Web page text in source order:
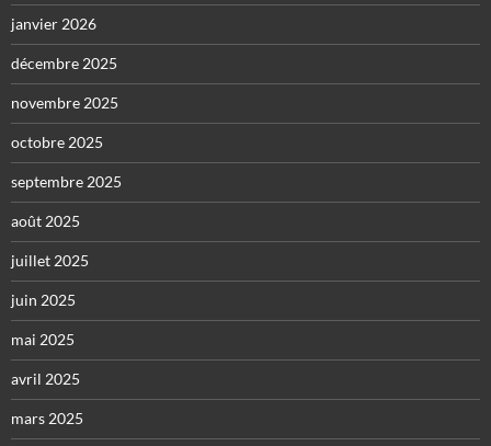
janvier 2026
décembre 2025
novembre 2025
octobre 2025
septembre 2025
août 2025
juillet 2025
juin 2025
mai 2025
avril 2025
mars 2025